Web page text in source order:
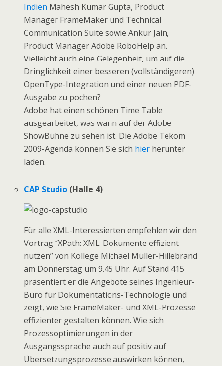
Indien Mahesh Kumar Gupta, Product
Manager FrameMaker und Technical
Communication Suite sowie Ankur Jain,
Product Manager Adobe RoboHelp an.
Vielleicht auch eine Gelegenheit, um auf die
Dringlichkeit einer besseren (vollständigeren)
OpenType-Integration und einer neuen PDF-
Ausgabe zu pochen?
Adobe hat einen schönen Time Table
ausgearbeitet, was wann auf der Adobe
ShowBühne zu sehen ist. Die Adobe Tekom
2009-Agenda können Sie sich hier herunter
laden.
CAP Studio (Halle 4)
Für alle XML-Interessierten empfehlen wir den
Vortrag “XPath: XML-Dokumente effizient
nutzen” von Kollege Michael Müller-Hillebrand
am Donnerstag um 9.45 Uhr. Auf Stand 415
präsentiert er die Angebote seines Ingenieur-
Büro für Dokumentations-Technologie und
zeigt, wie Sie FrameMaker- und XML-Prozesse
effizienter gestalten können. Wie sich
Prozessoptimierungen in der
Ausgangssprache auch auf positiv auf
Übersetzungsprozesse auswirken können,